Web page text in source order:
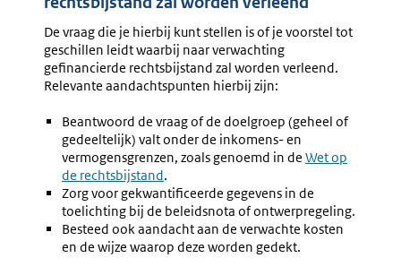
De vraag die je hierbij kunt stellen is of je voorstel tot
geschillen leidt waarbij naar verwachting
gefinancierde rechtsbijstand zal worden verleend.
Relevante aandachtspunten hierbij zijn:
Beantwoord de vraag of de doelgroep (geheel of
gedeeltelijk) valt onder de inkomens- en
vermogensgrenzen, zoals genoemd in de Externe
Wet op
de rechtsbijstand.
Zorg voor gekwantificeerde gegevens in de
toelichting bij de beleidsnota of ontwerpregeling.
Besteed ook aandacht aan de verwachte kosten
en de wijze waarop deze worden gedekt.